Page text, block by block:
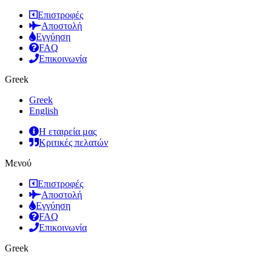
Επιστροφές
Αποστολή
Εγγύηση
FAQ
Επικοινωνία
Greek
Greek
English
Η εταιρεία μας
Κριτικές πελατών
Μενού
Επιστροφές
Αποστολή
Εγγύηση
FAQ
Επικοινωνία
Greek